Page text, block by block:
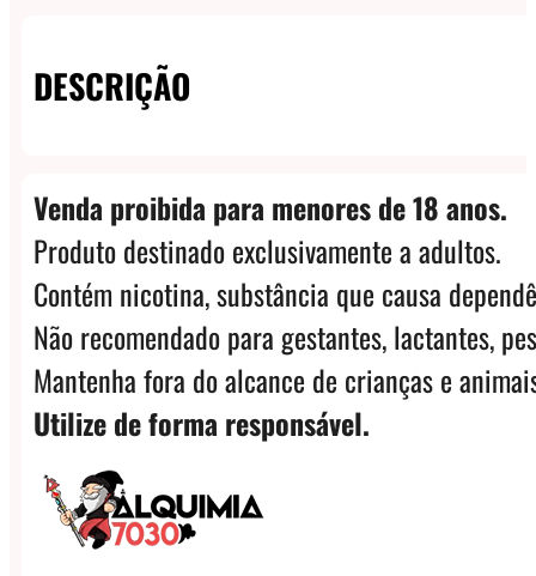
DESCRIÇÃO
Venda proibida para menores de 18 anos.
Produto destinado exclusivamente a adultos.
Contém nicotina, substância que causa
Não recomendado para gestantes, lactantes,
Mantenha fora do alcance de crianças e
Utilize de forma responsável.